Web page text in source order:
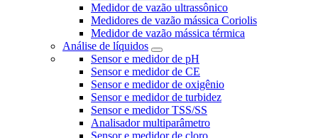
Medidor de vazão ultrassônico
Medidores de vazão mássica Coriolis
Medidor de vazão mássica térmica
Análise de líquidos
Sensor e medidor de pH
Sensor e medidor de CE
Sensor e medidor de oxigênio
Sensor e medidor de turbidez
Sensor e medidor TSS/SS
Analisador multiparâmetro